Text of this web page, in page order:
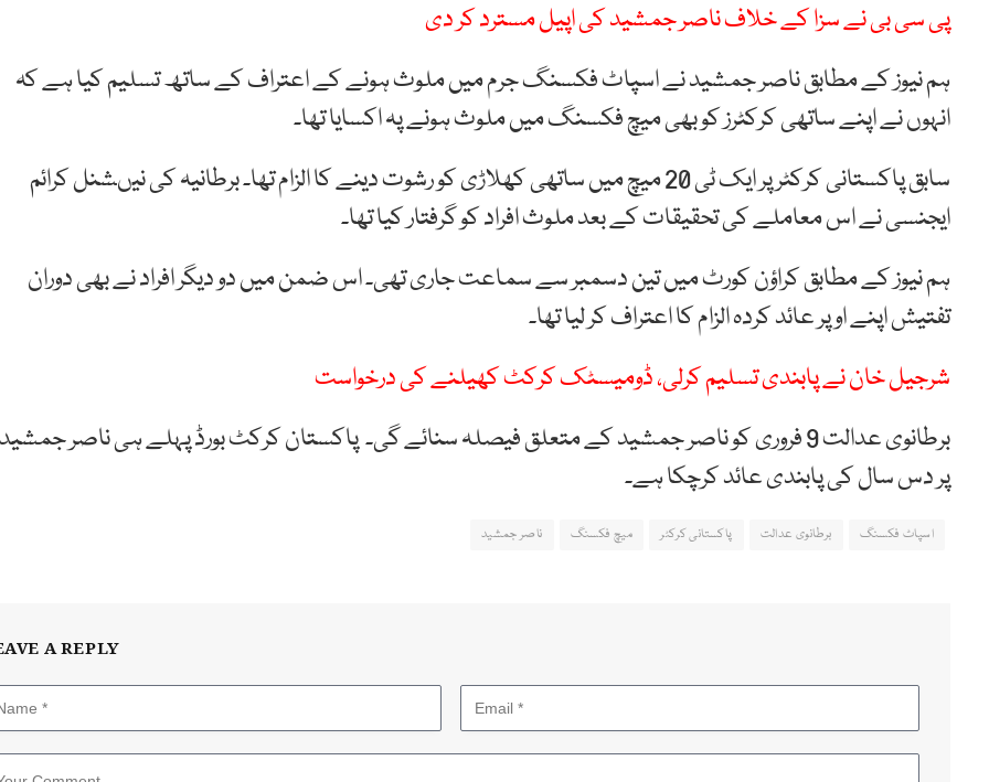
پی سی بی نے سزا کے خلاف ناصر جمشید کی اپیل مسترد کر دی
ہم نیوز کے مطابق ناصر جمشید نے اسپاٹ فکسنگ جرم میں ملوث ہونے کے اعتراف کے ساتھ تسلیم کیا ہے کہ
انہوں نے اپنے ساتھی کرکٹرز کو بھی میچ فکسنگ میں ملوث ہونے پہ اکسایا تھا۔
سابق پاکستانی کرکٹر پر ایک ٹی 20 میچ میں ساتھی کھلاڑی کو رشوت دینے کا الزام تھا۔ برطانیہ کی نیںشنل کرائم
ایجنسی نے اس معاملے کی تحقیقات کے بعد ملوث افراد کو گرفتار کیا تھا۔
ہم نیوز کے مطابق کراؤن کورٹ میں تین دسمبر سے سماعت جاری تھی۔ اس ضمن میں دو دیگر افراد نے بھی دوران
تفتیش اپنے اوپر عائد کردہ الزام کا اعتراف کر لیا تھا۔
شرجیل خان نے پابندی تسلیم کرلی، ڈومیسٹک کرکٹ کھیلنے کی درخواست
برطانوی عدالت 9 فروری کو ناصر جمشید کے متعلق فیصلہ سنائے گی۔ پاکستان کرکٹ بورڈ پہلے ہی ناصر جمشید
پر دس سال کی پابندی عائد کرچکا ہے۔
اسپاٹ فکسنگ برطانوی عدالت پاکستانی کرکٹر میچ فکسنگ ناصر جمشید
A REPLY